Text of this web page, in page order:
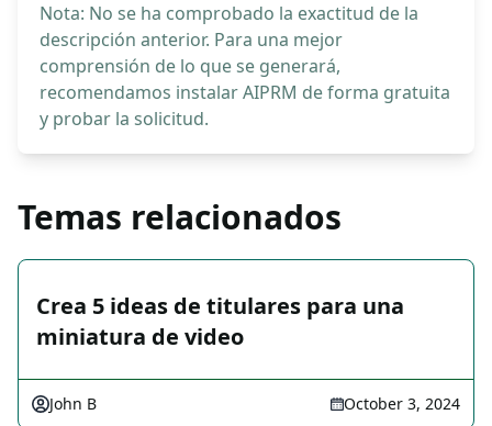
Nota: No se ha comprobado la exactitud de la
descripción anterior. Para una mejor
comprensión de lo que se generará,
recomendamos instalar AIPRM de forma gratuita
y probar la solicitud.
Temas relacionados
Crea 5 ideas de titulares para una
miniatura de video
John B October 3, 2024